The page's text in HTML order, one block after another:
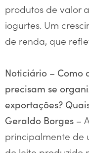
produtos de valor
iogurtes. Um
de renda, que
Noticiário – Como
precisam se
exportações?
Geraldo Borges –
principalmente de